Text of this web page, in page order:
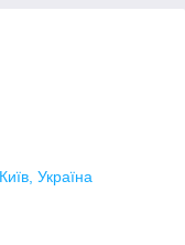
Україна